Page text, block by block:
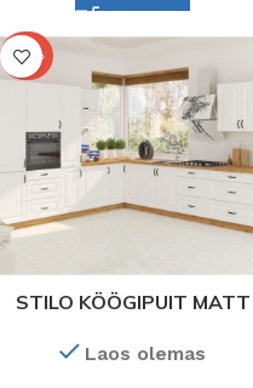
-40%
STILO KÖÖGIPUIT MATT
Kõik kapikonfiguratsioonid.
Laos olemas